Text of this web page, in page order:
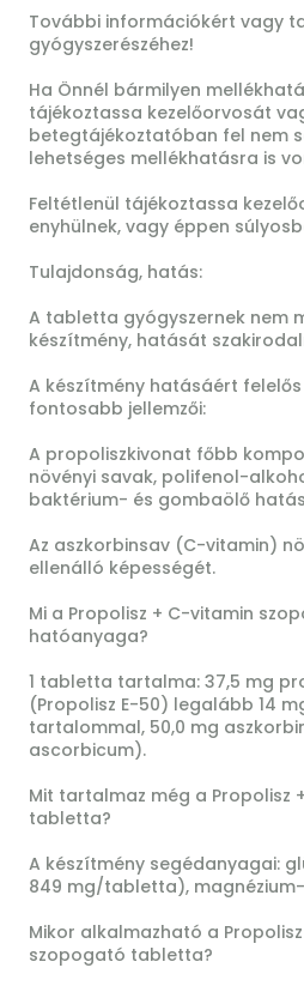
További információkért vagy
gyógyszerészéhez!
Ha Önnél bármilyen
tájékoztassa kezelőorvosát
betegtájékoztatóban fel nem
lehetséges mellékhatásra is
Feltétlenül tájékoztassa
enyhülnek, vagy éppen
Tulajdonság, hatás:
A tabletta gyógyszernek nem
készítmény, hatását
A készítmény hatásáért
fontosabb jellemzői:
A propoliszkivonat főbb
növényi savak, polifenol-
baktérium- és gombaölő
Az aszkorbinsav (C-vitamin)
ellenálló képességét.
Mi a Propolisz + C-vitamin
hatóanyaga?
1 tabletta tartalma: 37,5 mg
(Propolisz E-50) legalább 14
tartalommal, 50,0 mg
ascorbicum).
Mit tartalmaz még a Propolisz
tabletta?
A készítmény segédanyagai:
849 mg/tabletta),
Mikor alkalmazható a
szopogató tabletta?